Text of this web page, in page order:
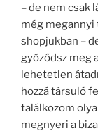
– de nem csak
még
shopjukban –
győződsz meg
lehetetlen
hozzá társuló
találkozom
megnyeri a